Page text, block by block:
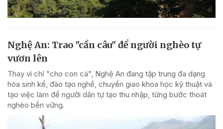
Nghệ An: Trao "cần câu" để người nghèo tự
vươn lên
Thay vì chỉ "cho con cá", Nghệ An đang tập trung đa dạng
hóa sinh kế, đào tạo nghề, chuyển giao khoa học kỹ thuật và
tạo việc làm để người dân tự tạo thu nhập, từng bước thoát
nghèo bền vững.